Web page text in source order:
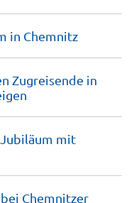
in Chemnitz
Zugreisende in
mit
Chemnitzer